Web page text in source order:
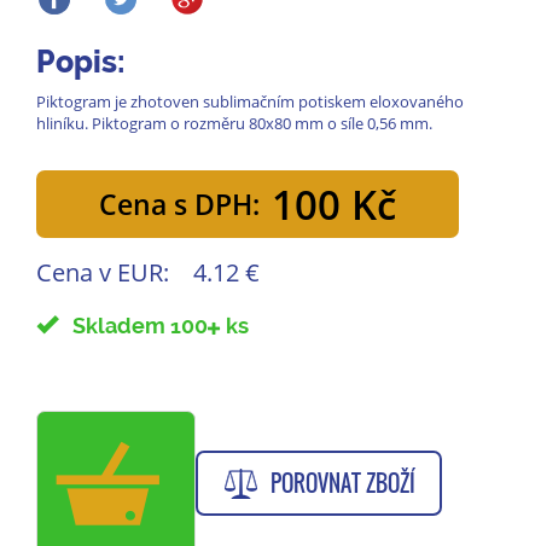
Popis:
Piktogram je zhotoven sublimačním potiskem eloxovaného
hliníku. Piktogram o rozměru 80x80 mm o síle 0,56 mm.
Cena s DPH: 100 Kč
Cena v EUR: 4.12 €
Skladem 100 ks
POROVNAT ZBOŽÍ